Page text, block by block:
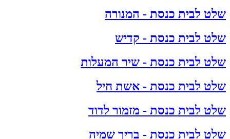
שלט לבית כנסת - המנורה
שלט לבית כנסת - קדיש
שלט לבית כנסת - שיר המעלות
שלט לבית כנסת - אשת חיל
שלט לבית כנסת - מזמור לדוד
שלט לבית כנסת - בריך שמיה